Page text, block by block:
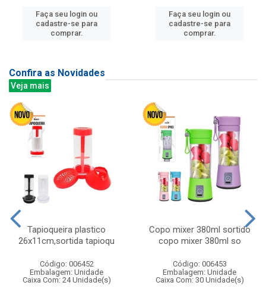
Faça seu login ou
cadastre-se para
comprar.
Faça seu login ou
cadastre-se para
comprar.
Confira as Novidades
Veja mais
Tapioqueira plastico
26x11cm,sortida tapioqu
Código: 006452
Embalagem: Unidade
Caixa Com: 24 Unidade(s)
Copo mixer 380ml sortido
copo mixer 380ml so
Código: 006453
Embalagem: Unidade
Caixa Com: 30 Unidade(s)